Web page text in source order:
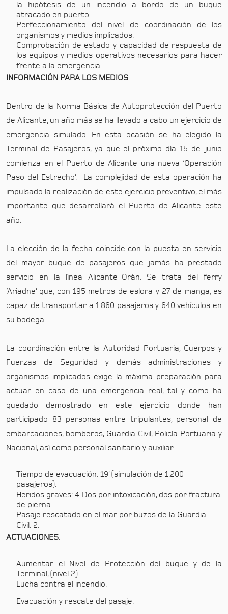
la hipótesis de un incendio a bordo de un buque
atracado en puerto.
Perfeccionamiento del nivel de coordinación de los
organismos y medios implicados.
Comprobación de estado y capacidad de respuesta de
los equipos y medios operativos necesarios para hacer
frente a la emergencia.
INFORMACIÓN PARA LOS MEDIOS
Dentro de la Norma Básica de Autoprotección del Puerto
de Alicante, un año más se ha llevado a cabo un ejercicio de
emergencia simulado. En esta ocasión se ha elegido la
Terminal de Pasajeros, ya que el próximo día 15 de junio
comienza en el Puerto de Alicante una nueva ‘Operación
Paso del Estrecho’. La complejidad de esta operación ha
impulsado la realización de este ejercicio preventivo, el más
importante que desarrollará el Puerto de Alicante este
año.
La elección de la fecha coincide con la puesta en servicio
del mayor buque de pasajeros que jamás ha prestado
servicio en la línea Alicante-Orán. Se trata del ferry
‘Ariadne’ que, con 195 metros de eslora y 27 de manga, es
capaz de transportar a 1.860 pasajeros y 640 vehículos en
su bodega.
La coordinación entre la Autoridad Portuaria, Cuerpos y
Fuerzas de Seguridad y demás administraciones y
organismos implicados exige la máxima preparación para
actuar en caso de una emergencia real, tal y como ha
quedado demostrado en este ejercicio donde han
participado 83 personas entre tripulantes, personal de
embarcaciones, bomberos, Guardia Civil, Policía Portuaria y
Nacional, así como personal sanitario y auxiliar.
Tiempo de evacuación: 19’ (simulación de 1.200
pasajeros).
Heridos graves: 4. Dos por intoxicación, dos por fractura
de pierna.
Pasaje rescatado en el mar por buzos de la Guardia
Civil: 2.
ACTUACIONES:
Aumentar el Nivel de Protección del buque y de la
Terminal, (nivel 2).
Lucha contra el incendio.
Evacuación y rescate del pasaje.